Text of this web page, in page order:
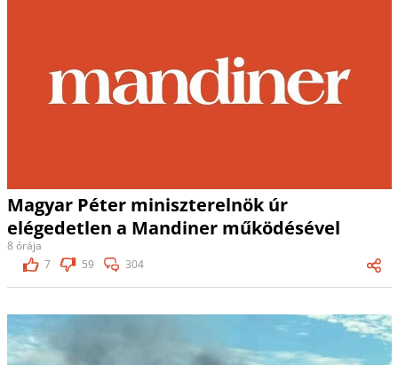
Magyar Péter miniszterelnök úr
elégedetlen a Mandiner működésével
8 órája
7
59 304